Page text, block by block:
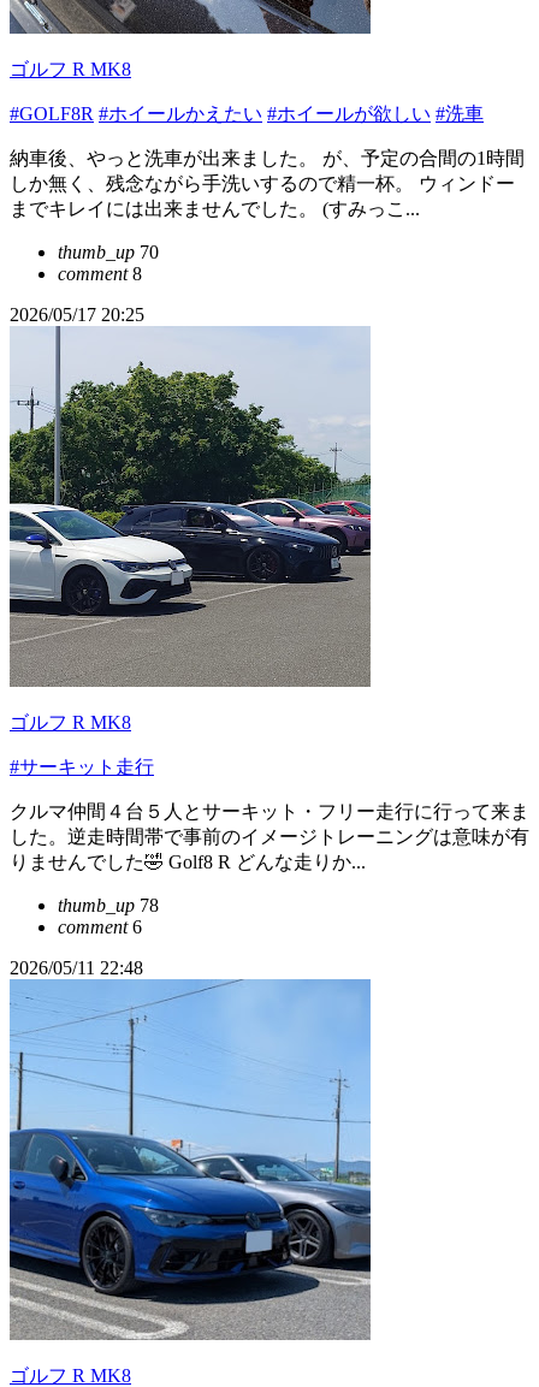
ゴルフ R MK8
#GOLF8R #ホイールかえたい #ホイールが欲しい #洗車
納車後、やっと洗車が出来ました。 が、予定の合間の1時間
しか無く、残念ながら手洗いするので精一杯。 ウィンドー
までキレイには出来ませんでした。 (すみっこ...
thumb_up 70
comment8
2026/05/17 20:25
ゴルフ R MK8
#サーキット走行
クルマ仲間４台５人とサーキット・フリー走行に行って来ま
した。逆走時間帯で事前のイメージトレーニングは意味が有
りませんでした🤣 Golf8 R どんな走りか...
thumb_up 78
comment6
2026/05/11 22:48
ゴルフ R MK8